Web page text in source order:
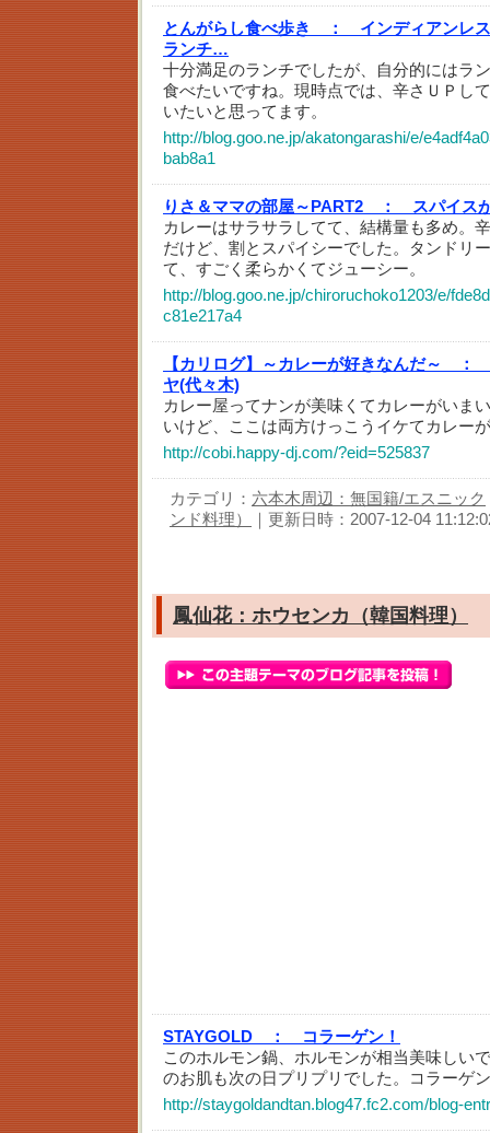
とんがらし食べ歩き ：
インディアンレ
ランチ…
十分満足のランチでしたが、自分的にはラ
食べたいですね。現時点では、辛さＵＰし
いたいと思ってます。
http://blog.goo.ne.jp/akatongarashi/e/
bab8a1
りさ＆ママの部屋～PART2 ：
スパイス
カレーはサラサラしてて、結構量も多め。
だけど、割とスパイシーでした。タンドリ
て、すごく柔らかくてジューシー。
http://blog.goo.ne.jp/chiroruchoko1203/e/
c81e217a4
【カリログ】～カレーが好きなんだ～ ：
ヤ(代々木)
カレー屋ってナンが美味くてカレーがいま
いけど、ここは両方けっこうイケてカレー
http://cobi.happy-dj.com/?eid=525837
カテゴリ： 六本木周辺：無国籍/エスニック
ンド料理）
｜更新日時：2007-12-04
鳳仙花：ホウセンカ（韓国料理）
STAYGOLD ：
コラーゲン！
このホルモン鍋、ホルモンが相当美味しい
のお肌も次の日プリプリでした。コラーゲ
http://staygoldandtan.blog47.fc2.com/blog-